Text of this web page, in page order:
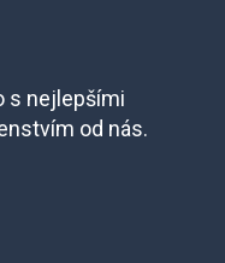
s nejlepšími
od nás.